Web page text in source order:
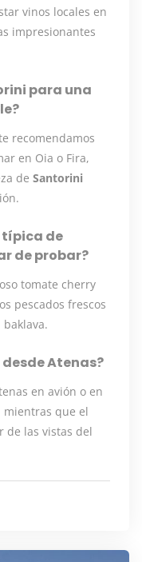
vinos locales en
impresionantes
para una
recomendamos
en Oia o Fira,
de Santorini
típica de
de probar?
tomate cherry
pescados frescos
Atenas?
en avión o en
mientras que el
las vistas del